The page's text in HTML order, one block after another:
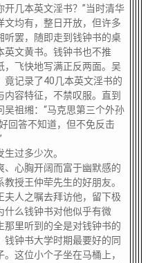
几本英文淫书？”当时清华
文均有，整日开放，但许多
听罢，随即走到钱钟书的桌
英文黄书。钱钟书也不推
，飞快地写满正反两面。吴
竟记录了40几本英文淫书的
容特征，不禁叹服。直到
祖缃：“马克思第三个外孙
回答不知道，但不免反击
过多少次。
、心胸开阔而富于幽默感的
授王仲荦先生的好朋友。
夫人之嘱去拜访他，留下极
什么钱钟书对他似乎有微
那里听到的全是对钱钟书的
钱钟书大学时期最要好的同
这位小个子坐在马桶上，